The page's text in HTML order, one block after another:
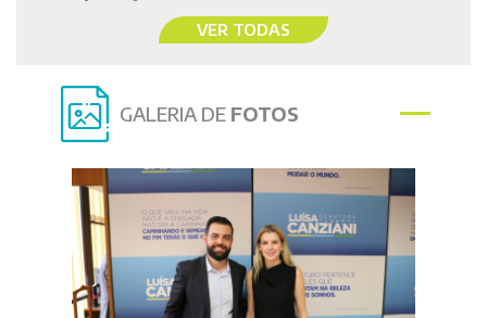
VER TODAS
GALERIA DE FOTOS